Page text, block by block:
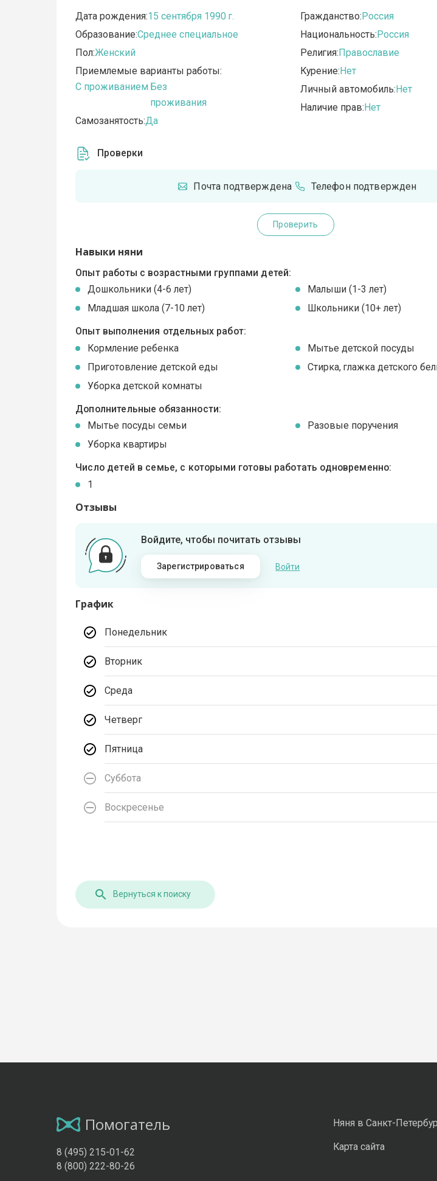
Дата рождения:15 сентября 1990 г.
Образование:Среднее специальное
Пол:Женский
Приемлемые варианты работы:
C проживанием Без
проживания
Самозанятость:Да
Гражданство:Россия
Национальность:Россия
Религия:Православие
Курение:Нет
Личный автомобиль:Нет
Наличие прав:Нет
Проверки
Почта подтверждена Телефон подтвержден
Проверить
Навыки няни
Опыт работы с возрастными группами детей:
Дошкольники (4-6 лет)
Малыши (1-3 лет)
Младшая школа (7-10 лет)
Школьники (10+ лет)
Опыт выполнения отдельных работ:
Кормление ребенка
Мытье детской посуды
Приготовление детской еды
Стирка, глажка детского
Уборка детской комнаты
Дополнительные обязанности:
Мытье посуды семьи
Разовые поручения
Уборка квартиры
Число детей в семье, с которыми готовы работать одновременно:
1
Отзывы
Войдите, чтобы почитать отзывы
Зарегистрироваться Войти
График
Понедельник
Вторник
Среда
Четверг
Пятница
Суббота
Воскресенье
Вернуться к поиску
Помогатель
8 (495) 215-01-62
8 (800) 222-80-26
Няня в Санкт-
Карта сайта